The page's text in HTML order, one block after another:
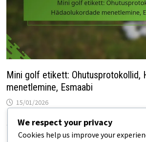
Mini golf etikett: Ohutusprotokollid,
menetlemine, Esmaabi
15/01/2026
We respect your privacy
Cookies help us improve your